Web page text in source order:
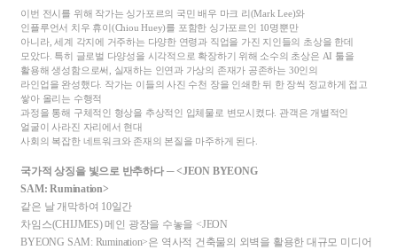
이번 전시를 위해 작가는 싱가포르의 국민 배우 마크 리(Mark Lee)와
인플루언서 치우 휴이(Chiou Huey)를 포함한 싱가포르인 10명뿐만
아니라,세계 각지에 거주하는 다양한 연령과 직업을 가진 지인들의 초상을 한데
모았다. 특히 글로벌 다양성을 시각적으로 확장하기 위해 소수의 초상은 AI 툴을
활용해 생성함으로써
실재하는 인연과 가상의 존재가 공존하는 30인의
라인업을 완성했다. 작가는 이들의 사진 수천 장을 인쇄한 뒤 한 장씩 정교하게 접고
쌓아 올리는 수행적
과정을 통해 구체적인 형상을 추상적인 입체물로 변모시켰다. 관객은 개별적인
얼굴이 사라진 자리에서 현대
사회의 복잡한 네트워크와 존재의 본질을 마주하게 된다.
국가적 상징을 빛으로 반추하다─ <JEON BYEONG
SAM: Rumination>
같은 날 개막하여 10일간
차임스(CHIJMES)메인 광장을 수놓을 <JEON
BYEONG SAM: Rumination>은 역사적 건축물의 외벽을 활용한 대규모 미디어